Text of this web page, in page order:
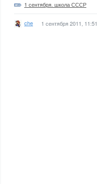
1 сентября. школа СССР
che 1 сентября 2011, 11:51